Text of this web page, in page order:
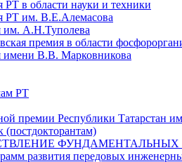
РТ в области науки и техники
РТ им. В.Е.Алемасова
им. А.Н.Туполева
премия в области
имени В.В. Марковникова
РТ
премии Республики Татарстан
(постдокторантам)
развития передовых